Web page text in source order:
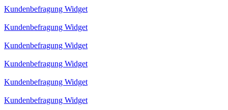
Kundenbefragung Widget
Kundenbefragung Widget
Kundenbefragung Widget
Kundenbefragung Widget
Kundenbefragung Widget
Kundenbefragung Widget